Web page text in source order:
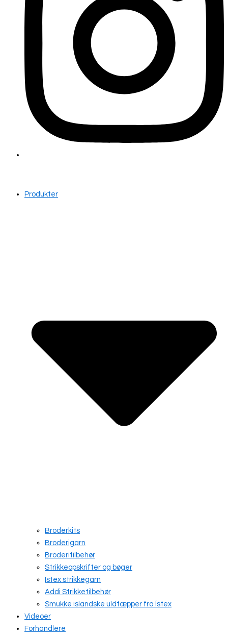
Produkter
Broderkits
Broderigarn
Broderitilbehør
Strikkeopskrifter og bøger
Istex strikkegarn
Addi Strikketilbehør
Smukke islandske uldtæpper fra Ístex
Videoer
Forhandlere